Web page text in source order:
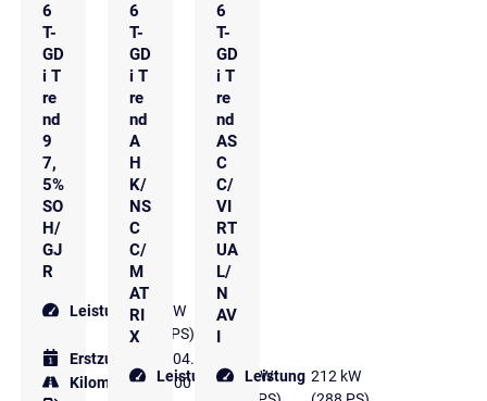
6
T-
GD
i T
re
nd
9
7,
5%
SO
H/
GJ
R
Leistung 195 kW
(265 PS)
Erstzulassung
04.2023
Kilometer 97.800 km
6
T-
GD
i T
re
nd
A
H
K/
NS
C
C/
M
AT
RI
X
Leistung 185 kW
6
T-
GD
i T
re
nd
AS
C
C/
VI
RT
UA
L/
N
AV
I
Leistung 212 kW